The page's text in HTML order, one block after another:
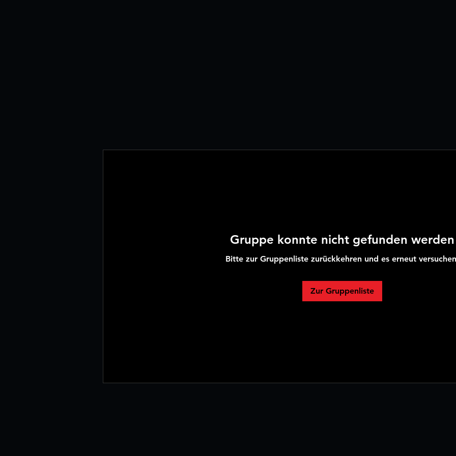
Gruppe konnte nicht gefunden werden
Bitte zur Gruppenliste zurückkehren und es erneut
Zur Gruppenliste